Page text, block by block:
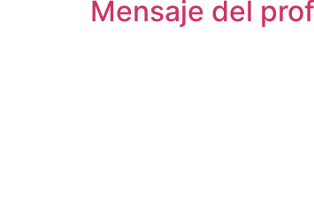
Mensaje del